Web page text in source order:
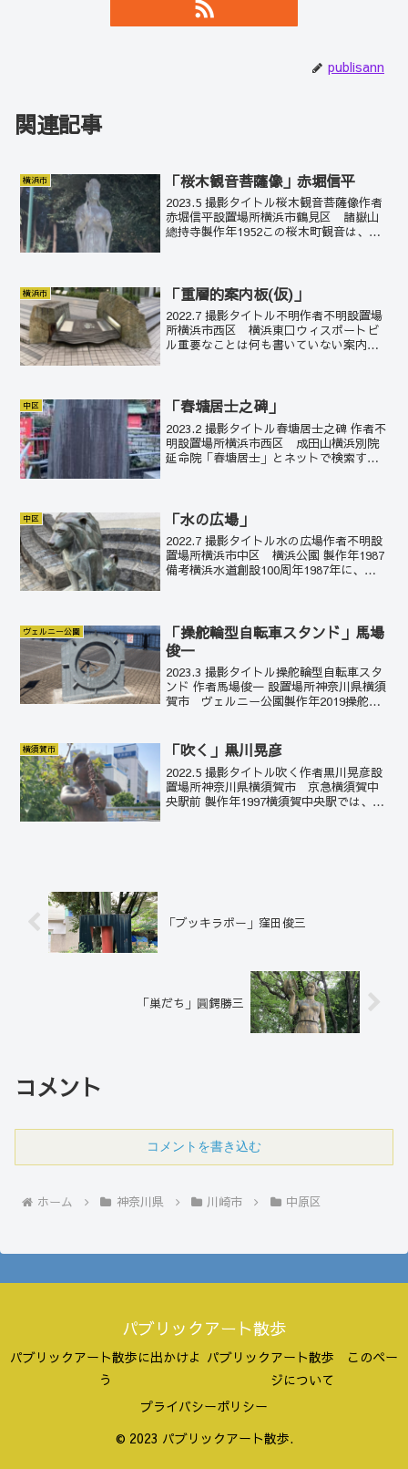
publisann
関連記事
横浜市 「桜木観音菩薩像」赤堀信平
2023.5 撮影タイトル桜木観音菩薩像作者
赤堀信平設置場所横浜市鶴見区 諸嶽山
總持寺製作年1952この桜木町観音は、桜
スパナが...
横浜市 「重層的案内板(仮)」
2022.7 撮影タイトル不明作者不明設置場
所横浜市西区 横浜東口ウィスポートビ
ル重要なことは何も書いていない案内板
中区 「春塘居士之碑」
2023.2 撮影タイトル春塘居士之碑 作者不
明設置場所横浜市西区 成田山横浜別院
延命院「春塘居士」とネットで検索する
ニュメントかな...
中区 「水の広場」
2022.7 撮影タイトル水の広場作者不明設
置場所横浜市中区 横浜公園 製作年1987
備考横浜水道創設100周年1987年に、横
に...
ヴェルニー公園
「操舵輪型自転車スタンド」馬場
俊一
2023.3 撮影タイトル操舵輪型自転車スタ
ンド 作者馬場俊一 設置場所神奈川県横須
賀市 ヴェルニー公園製作年2019操舵輪
る。かつて、小栗忠順とヴェルニーによ
って作ら...
横須賀市 「吹く」黒川晃彦
2022.5 撮影タイトル吹く作者黒川晃彦設
置場所神奈川県横須賀市 京急横須賀中
央駅前 製作年1997横須賀中央駅では、黒
「ブッキラボー」窪田俊三
「巣だち」圓鍔勝三
コメント
コメントを書き込む
ホーム 神奈川県 川崎市 中原区
パブリックアート散歩
パブリックアート散歩に出かけよ
う
パブリックアート散歩 このペー
ジについて
プライバシーポリシー
© 2023 パブリックアート散歩.